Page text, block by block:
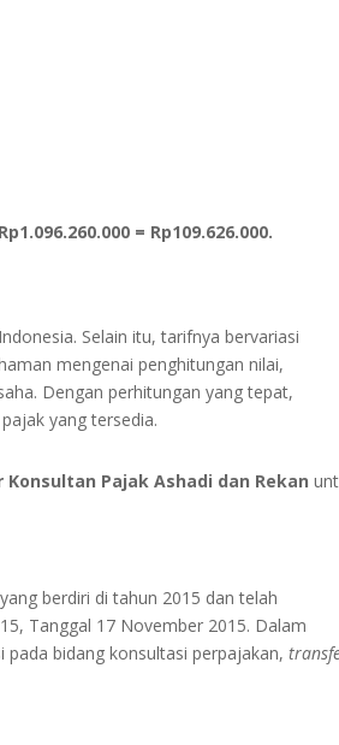
= Rp109.626.000.
Selain itu, tarifnya bervariasi
mengenai penghitungan nilai,
Dengan perhitungan yang tepat,
yang tersedia.
Konsultan Pajak Ashadi dan Rekan
yang berdiri di tahun 2015 dan telah
Tanggal 17 November 2015. Dalam
pada bidang konsultasi perpajakan,